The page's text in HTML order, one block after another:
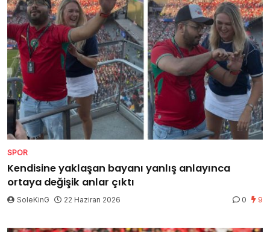
SPOR
Kendisine yaklaşan bayanı yanlış anlayınca
ortaya değişik anlar çıktı
SoleKinG 22 Haziran 2026 0 9